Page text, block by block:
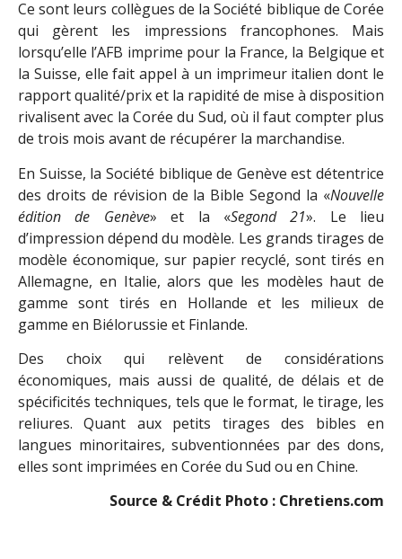
Ce sont leurs collègues de la Société biblique de Corée
qui gèrent les impressions francophones. Mais
lorsqu’elle l’AFB imprime pour la France, la Belgique et
la Suisse, elle fait appel à un imprimeur italien dont le
rapport qualité/prix et la rapidité de mise à disposition
rivalisent avec la Corée du Sud, où il faut compter plus
de trois mois avant de récupérer la marchandise.
En Suisse, la Société biblique de Genève est détentrice
des droits de révision de la Bible Segond la «Nouvelle
édition de Genève» et la «Segond 21». Le lieu
d’impression dépend du modèle. Les grands tirages de
modèle économique, sur papier recyclé, sont tirés en
Allemagne, en Italie, alors que les modèles haut de
gamme sont tirés en Hollande et les milieux de
gamme en Biélorussie et Finlande.
Des choix qui relèvent de considérations
économiques, mais aussi de qualité, de délais et de
spécificités techniques, tels que le format, le tirage, les
reliures. Quant aux petits tirages des bibles en
langues minoritaires, subventionnées par des dons,
elles sont imprimées en Corée du Sud ou en Chine.
Source & Crédit Photo : Chretiens.com